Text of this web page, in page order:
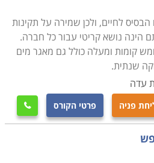
לחיים, ולכן שמירה על תקינות
הינה נושא קריטי עבור כל חברה.
קומות ומעלה כולל גם מאגר מים
שנתית.
עדה
פניה פרטי הקורס 